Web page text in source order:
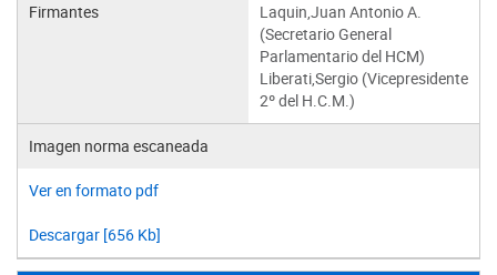
Firmantes
Laquin,Juan Antonio A.
(Secretario General
Parlamentario del HCM)
Liberati,Sergio (Vicepresidente
2º del H.C.M.)
Imagen norma escaneada
Ver en formato pdf
Descargar [656 Kb]